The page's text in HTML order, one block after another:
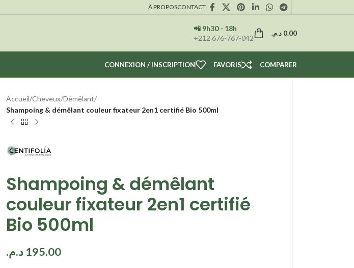
À PROPOSCONTACT
📲 9h30 - 18h
+212 676-767-042
0.00 د.م.
CONNEXION / INSCRIPTION FAVORIS COMPARER
Accueil/Cheveux/Démêlant/
Shampoing & démêlant couleur fixateur 2en1 certifié Bio 500ml
Shampoing & démêlant
couleur fixateur 2en1 certifié
Bio 500ml
195.00 د.م.